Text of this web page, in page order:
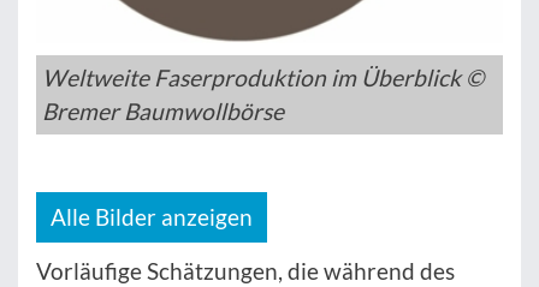
Weltweite Faserproduktion im Überblick ©
Bremer Baumwollbörse
Alle Bilder anzeigen
Vorläufige Schätzungen, die während des